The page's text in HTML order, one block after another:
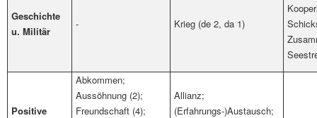
Geschichte
u. Militär
- Krieg (de 2, da 1)
Positive
Abkommen;
Aussöhnung (2);
Freundschaft (4);
Allianz;
(Erfahrungs-)Austausch;